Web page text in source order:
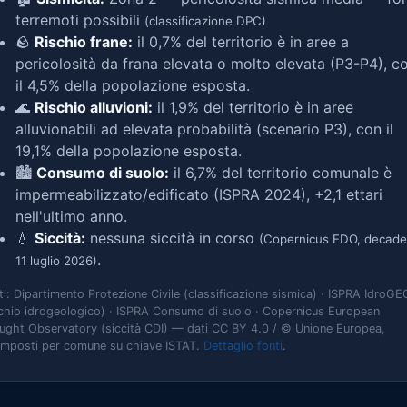
terremoti possibili (classificazione DPC)
🪨 Rischio frane: il 0,7% del territorio è in aree a
pericolosità da frana elevata o molto elevata (P3-P4),
il 4,5% della popolazione esposta.
🌊 Rischio alluvioni: il 1,9% del territorio è in aree
alluvionabili ad elevata probabilità (scenario P3), con il
19,1% della popolazione esposta.
🏙️ Consumo di suolo: il 6,7% del territorio comunale è
impermeabilizzato/edificato (ISPRA 2024), +2,1 ettari
nell'ultimo anno.
💧 Siccità: nessuna siccità in corso (Copernicus EDO,
11 luglio 2026).
Dipartimento Protezione Civile (classificazione sismica) · ISPRA
idrogeologico) · ISPRA Consumo di suolo · Copernicus European
Observatory (siccità CDI) — dati CC BY 4.0 / © Unione Europea,
per comune su chiave ISTAT. Dettaglio fonti.